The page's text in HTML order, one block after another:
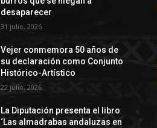
desaparecer
31 julio, 2026
Vejer conmemora 50 años de
su declaración como Conjunto
Histórico-Artístico
22 julio, 2026
La Diputación presenta el libro
‘Las almadrabas andaluzas en